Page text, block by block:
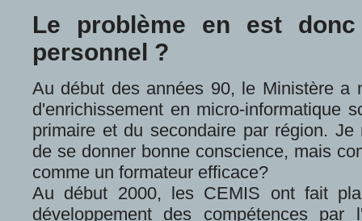
Le problème en est
personnel ?
Au début des années 90, le Ministère a
d'enrichissement en micro-informatique
primaire et du secondaire par région.
de se donner bonne conscience, mais
comme un formateur efficace?
Au début 2000, les CEMIS ont fait
développement des compétences par